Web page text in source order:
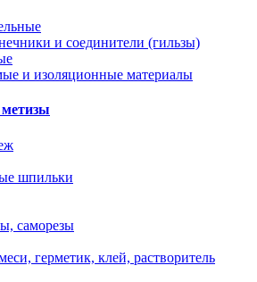
и соединители (гильзы)
и изоляционные материалы
шпильки
саморезы
герметик, клей, растворитель